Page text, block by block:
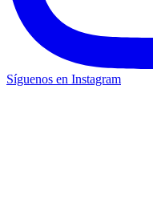
Síguenos en Instagram